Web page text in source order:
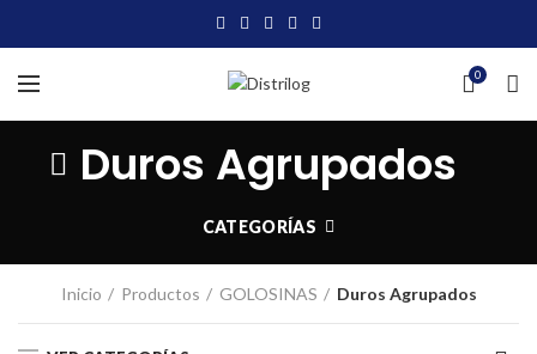
0
Duros Agrupados
CATEGORÍAS
Inicio Productos GOLOSINAS Duros Agrupados